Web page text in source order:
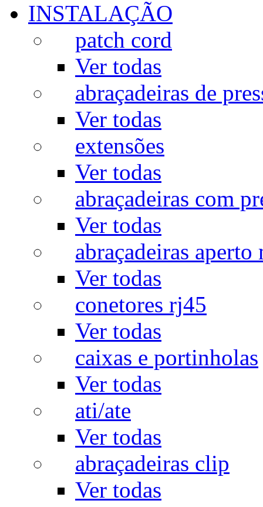
INSTALAÇÃO
patch cord
Ver todas
abraçadeiras de
Ver todas
extensões
Ver todas
abraçadeiras com
Ver todas
abraçadeiras aperto
Ver todas
conetores rj45
Ver todas
caixas e portinholas
Ver todas
ati/ate
Ver todas
abraçadeiras clip
Ver todas